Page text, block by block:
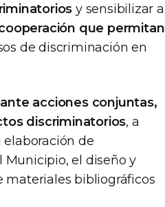
y sensibilizar a
que permitan
de discriminación en
acciones conjuntas,
discriminatorios, a
de
Municipio, el diseño y
materiales bibliográficos